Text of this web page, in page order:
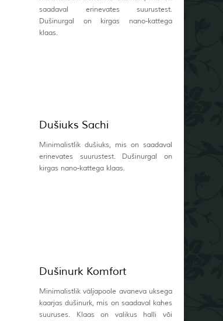
saadaval erinevates suurustest.
Dušinurgal on kirgas nano-kattega
klaas.
Dušiuks Sachi
Minimalistlik dušiuks, mis on saadaval
erinevates suurustest. Dušinurgal on
kirgas nano-kattega klaas.
Dušinurk Komfort
Minimalistlik väljapoole avaneva uksega
kaarjas dušinurk, mis on saadaval kahes
suuruses. Klaas on valikus halli või